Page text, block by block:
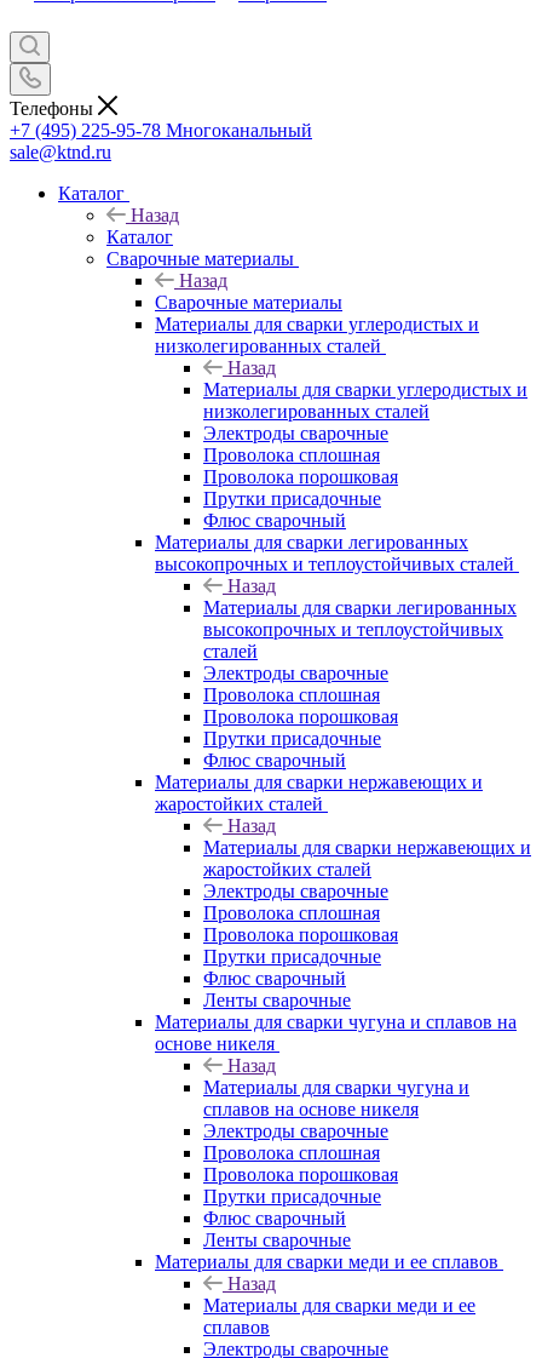
Телефоны
+7 (495) 225-95-78 Многоканальный
sale@ktnd.ru
Каталог
Назад
Каталог
Сварочные материалы
Назад
Сварочные материалы
Материалы для сварки углеродистых и
низколегированных сталей
Назад
Материалы для сварки углеродистых и
низколегированных сталей
Электроды сварочные
Проволока сплошная
Проволока порошковая
Прутки присадочные
Флюс сварочный
Материалы для сварки легированных
высокопрочных и теплоустойчивых сталей
Назад
Материалы для сварки легированных
высокопрочных и теплоустойчивых
сталей
Электроды сварочные
Проволока сплошная
Проволока порошковая
Прутки присадочные
Флюс сварочный
Материалы для сварки нержавеющих и
жаростойких сталей
Назад
Материалы для сварки нержавеющих и
жаростойких сталей
Электроды сварочные
Проволока сплошная
Проволока порошковая
Прутки присадочные
Флюс сварочный
Ленты сварочные
Материалы для сварки чугуна и сплавов на
основе никеля
Назад
Материалы для сварки чугуна и
сплавов на основе никеля
Электроды сварочные
Проволока сплошная
Проволока порошковая
Прутки присадочные
Флюс сварочный
Ленты сварочные
Материалы для сварки меди и ее сплавов
Назад
Материалы для сварки меди и ее
сплавов
Электроды сварочные